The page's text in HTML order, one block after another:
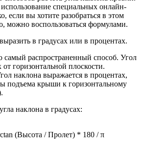
специальных онлайн-
если вы хотите разобраться в этом
можно воспользоваться формулами.
в градусах или в процентах.
распространенный способ. Угол
от горизонтальной плоскости.
наклона выражается в процентах,
подъема крыши к горизонтальному
наклона в градусах:
(Высота / Пролет) * 180 / π